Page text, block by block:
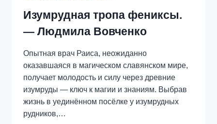
Изумрудная тропа фениксы.
— Людмила Вовченко
Опытная врач Раиса, неожиданно
оказавшаяся в магическом славянском мире,
получает молодость и силу через древние
изумруды — ключ к магии и знаниям. Выбрав
жизнь в уединённом посёлке у изумрудных
рудников,…